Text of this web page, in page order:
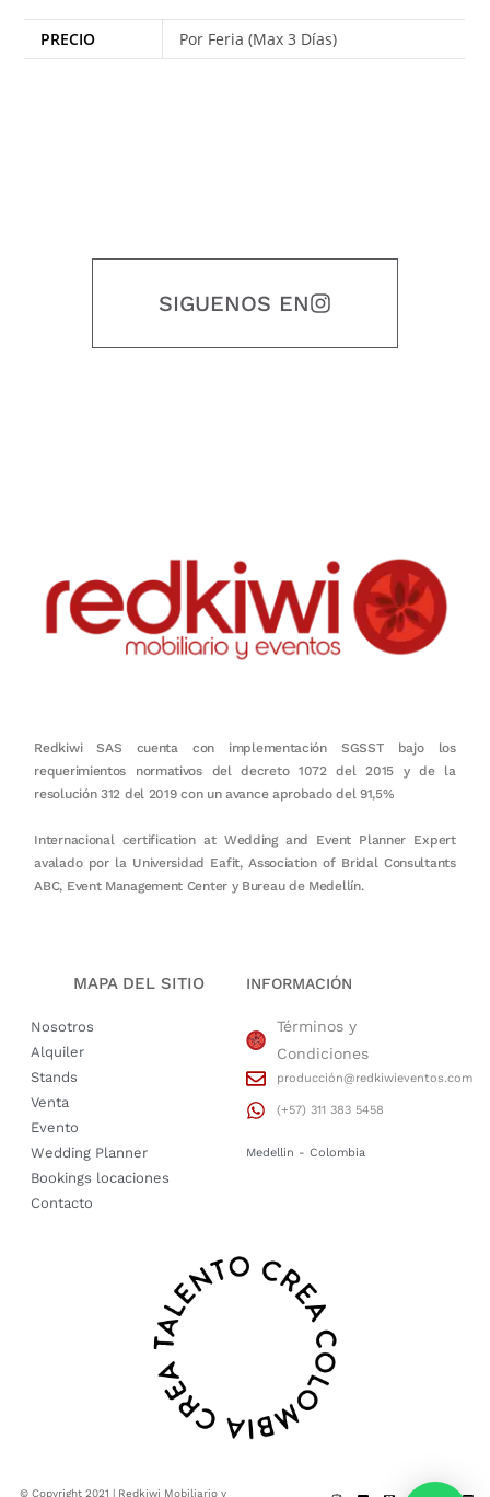
PRECIO Por Feria (Max 3 Días)
SIGUENOS EN
Redkiwi SAS cuenta con implementación SGSST bajo los
requerimientos normativos del decreto 1072 del 2015 y de la
resolución 312 del 2019 con un avance aprobado del 91,5%
Internacional certification at Wedding and Event Planner Expert
avalado por la Universidad Eafit, Association of Bridal Consultants
ABC, Event Management Center y Bureau de Medellín.
MAPA DEL SITIO
Nosotros
Alquiler
Stands
Venta
Evento
Wedding Planner
Bookings locaciones
Contacto
INFORMACIÓN
Términos y
Condiciones
producción@redkiwieventos.com
(+57) 311 383 5458
Medellin - Colombia
© Copyright 2021 | Redkiwi Mobiliario y